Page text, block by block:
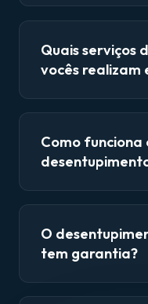
Quais serviços
vocês realizam
Como
O
tem garantia?